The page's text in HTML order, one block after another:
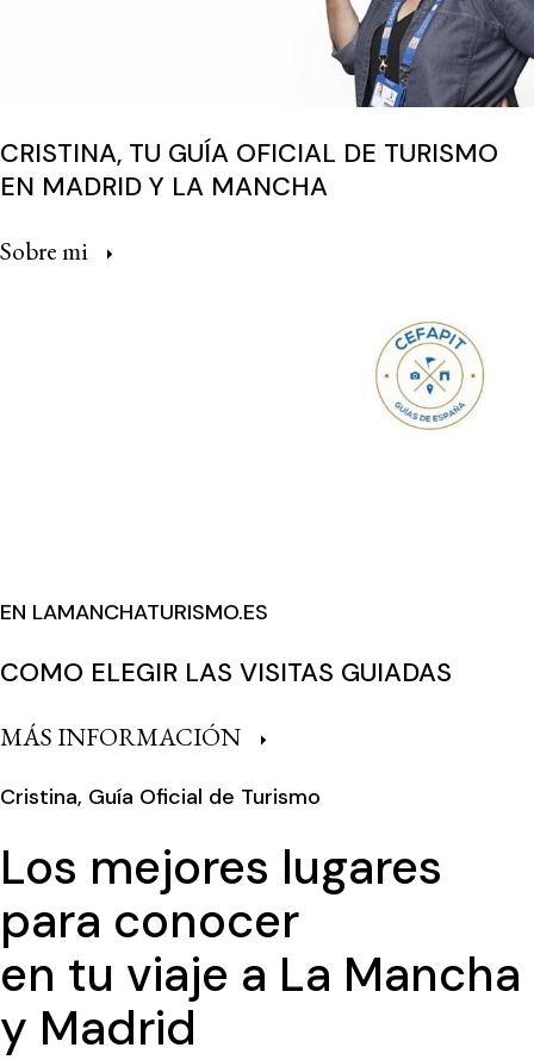
CRISTINA, TU GUÍA OFICIAL DE TURISMO
EN MADRID Y LA MANCHA
Sobre mi
EN LAMANCHATURISMO.ES
COMO ELEGIR LAS VISITAS GUIADAS
MÁS INFORMACIÓN
Cristina, Guía Oficial de Turismo
Los mejores lugares
para conocer
en tu viaje a La Mancha
y Madrid